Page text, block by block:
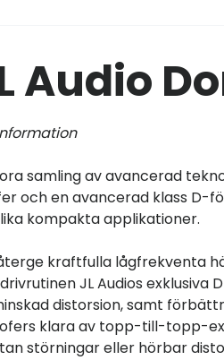
Audio
samling av avancerad
och en avancerad klass
kompakta applikationer.
kraftfulla lågfrekventa
JL Audios
distorsion, samt
klara av topp-till-topp-
störningar eller hörbar